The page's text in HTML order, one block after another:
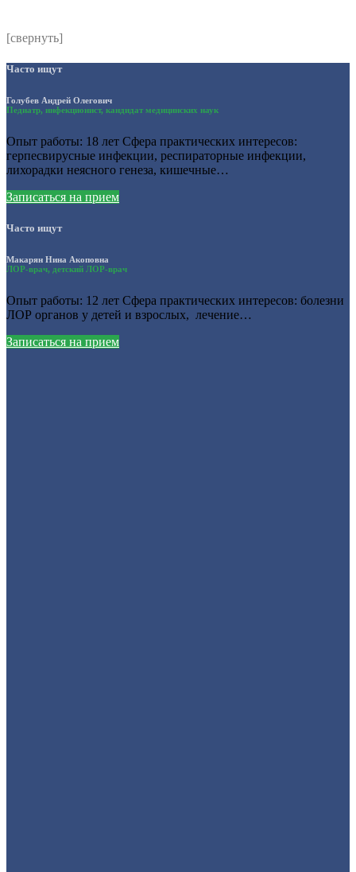
[свернуть]
Часто ищут
Голубев Андрей Олегович
Педиатр, инфекционист, кандидат медицинских наук
Опыт работы: 18 лет Сфера практических интересов:
герпесвирусные инфекции, респираторные инфекции,
лихорадки неясного генеза, кишечные…
Записаться на прием
Часто ищут
Макарян Нина Акоповна
ЛОР-врач, детский ЛОР-врач
Опыт работы: 12 лет Сфера практических интересов: болезни
ЛОР органов у детей и взрослых, лечение…
Записаться на прием